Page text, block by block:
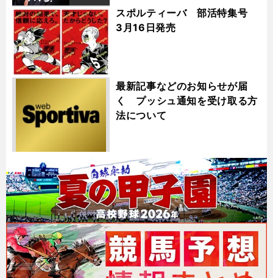
スポルティーバ 部活特集号
3月16日発売
最新記事などのお知らせが届
く プッシュ通知を受け取る方
法について